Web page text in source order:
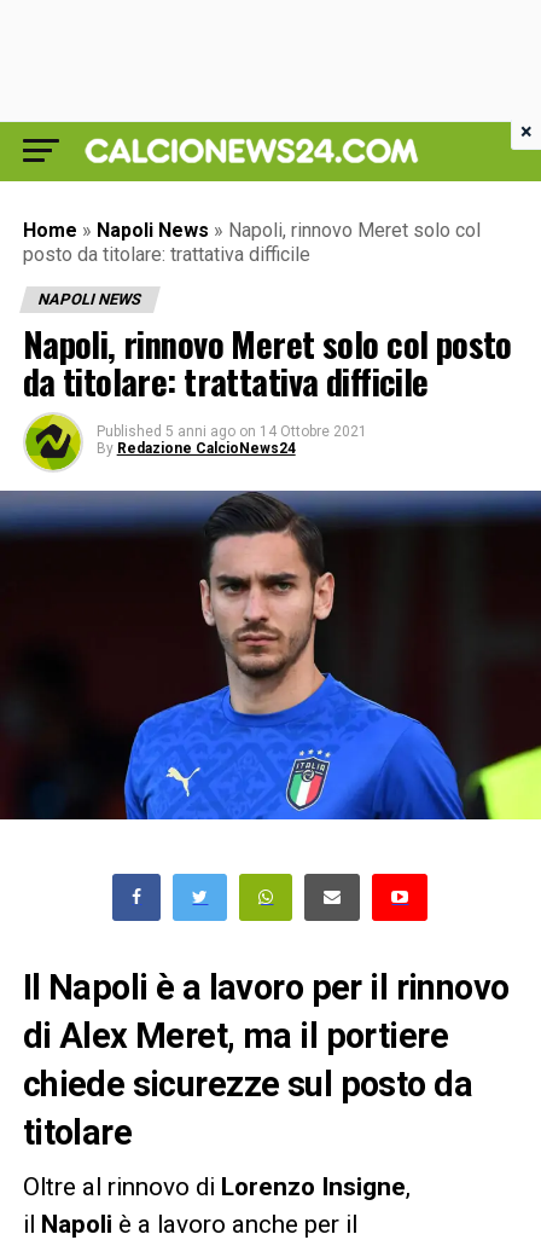
Home » Napoli News » Napoli, rinnovo Meret solo col
posto da titolare: trattativa difficile
NAPOLI NEWS
Napoli, rinnovo Meret solo col posto
da titolare: trattativa difficile
Published 5 anni ago on 14 Ottobre 2021
By Redazione CalcioNews24
Il Napoli è a lavoro per il rinnovo
di Alex Meret, ma il portiere
chiede sicurezze sul posto da
titolare
Oltre al rinnovo di Lorenzo Insigne,
il Napoli è a lavoro anche per il
×